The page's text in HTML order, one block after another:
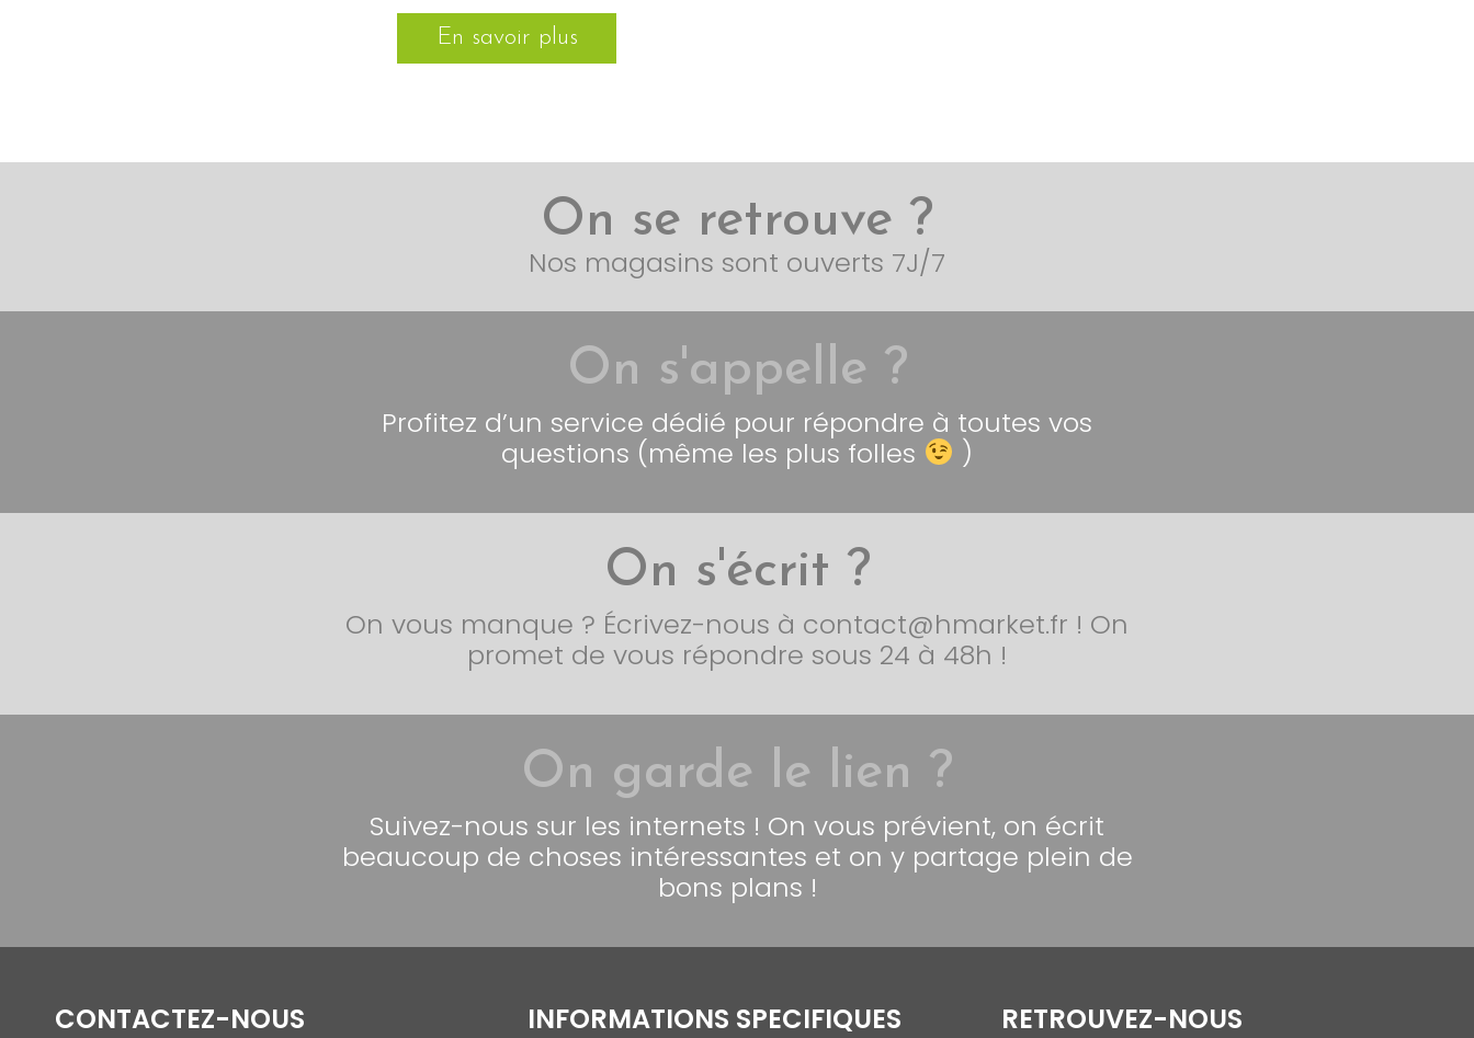
En savoir plus
On se retrouve ?
Nos magasins sont ouverts 7J/7
On s'appelle ?
Profitez d’un service dédié pour répondre à toutes vos
questions (même les plus folles
)
On s'écrit ?
On vous manque ? Écrivez-nous à contact@hmarket.fr ! On
promet de vous répondre sous 24 à 48h !
On garde le lien ?
Suivez-nous sur les internets ! On vous prévient, on écrit
beaucoup de choses intéressantes et on y partage plein de
bons plans !
CONTACTEZ-NOUS INFORMATIONS SPECIFIQUES RETROUVEZ-NOUS